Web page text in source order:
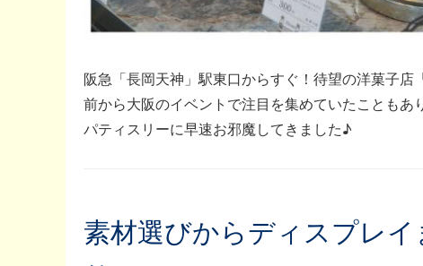
阪急「長岡天神」駅東口からすぐ！待望の洋菓子
前から大阪のイベントで注目を集めていたことも
パティスリーに早速お邪魔してきました♪
素材選びからディスプレ